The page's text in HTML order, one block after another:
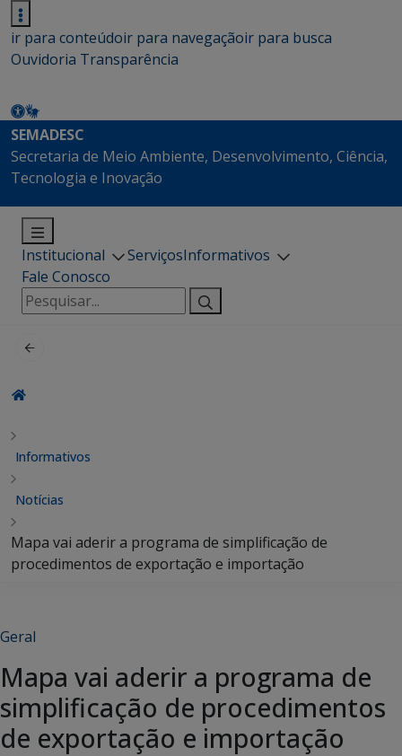
ir para conteúdoir para navegaçãoir para busca
Ouvidoria Transparência
SEMADESC
Secretaria de Meio Ambiente, Desenvolvimento, Ciência,
Tecnologia e Inovação
Institucional ServiçosInformativos
Fale Conosco
Pesquisar
por:
Informativos
Notícias
Mapa vai aderir a programa de simplificação de
procedimentos de exportação e importação
Geral
Mapa vai aderir a programa de
simplificação de procedimentos
de exportação e importação